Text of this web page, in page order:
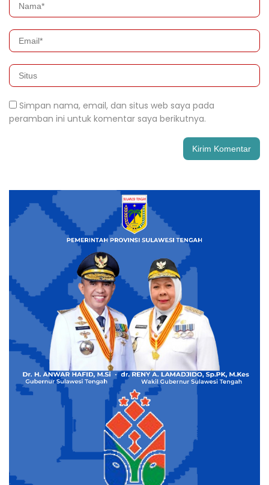
Simpan nama, email, dan situs web saya pada
peramban ini untuk komentar saya berikutnya.